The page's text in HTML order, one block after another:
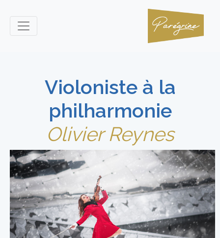
Violoniste à la
philharmonie
Olivier Reynes